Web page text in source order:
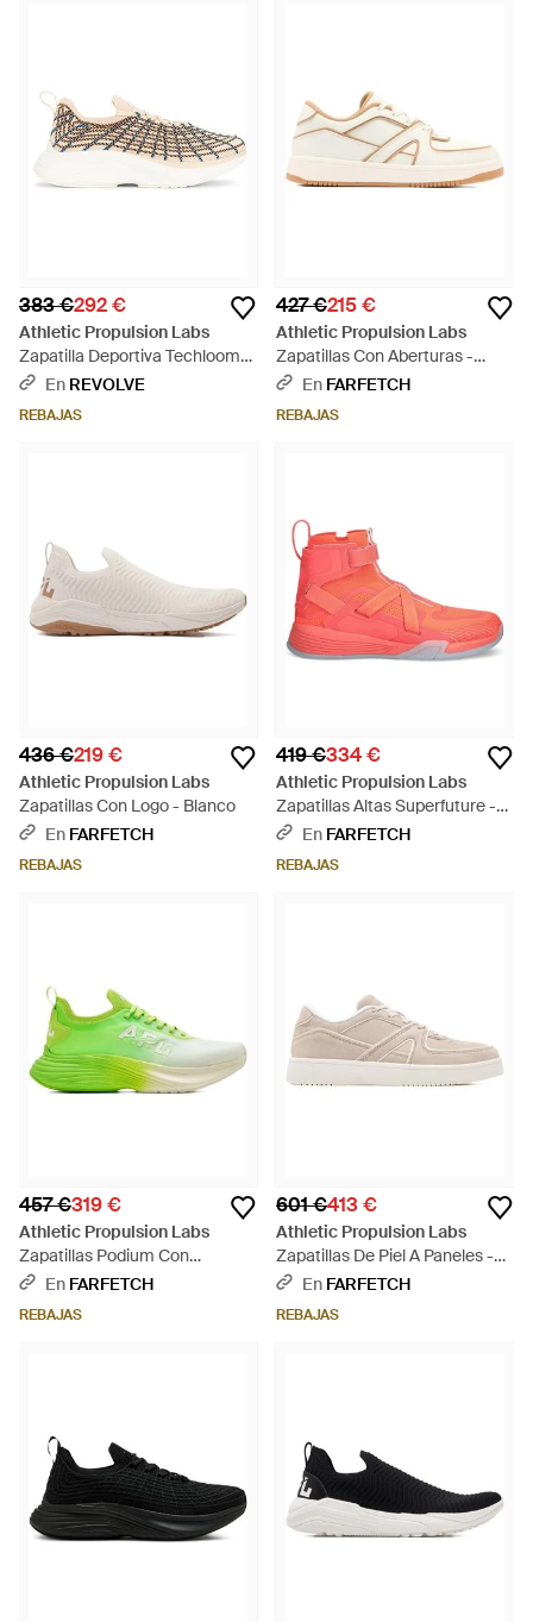
383 €292 €
Athletic Propulsion Labs
Zapatilla Deportiva Techloom
Zipline En Talla (También En 9) -
En REVOLVE
REBAJAS
427 €215 €
Athletic Propulsion Labs
Zapatillas Con Aberturas -
Blanco
En FARFETCH
REBAJAS
436 €219 €
Athletic Propulsion Labs
Zapatillas Con Logo - Blanco
En FARFETCH
REBAJAS
419 €334 €
Athletic Propulsion Labs
Zapatillas Altas Superfuture -
RosaEn FARFETCH
REBAJAS
457 €319 €
Athletic Propulsion Labs
Zapatillas Podium Con
Cordones - Verde
En FARFETCH
REBAJAS
601 €413 €
Athletic Propulsion Labs
Zapatillas De Piel A Paneles -
Neutro
En FARFETCH
REBAJAS